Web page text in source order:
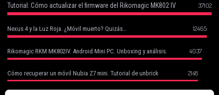
Tutorial: Cómo actualizar el firmware del Rikomagic MK802 IV 37102
Nexus 4 y la Luz Roja. ¿Móvil muerto? Quizás… 12465
Rikomagic RKM MK802IV. Android Mini PC. Unboxing y análisis. 4037
Cómo recuperar un móvil Nubia Z7 mini. Tutorial de unbrick 2148